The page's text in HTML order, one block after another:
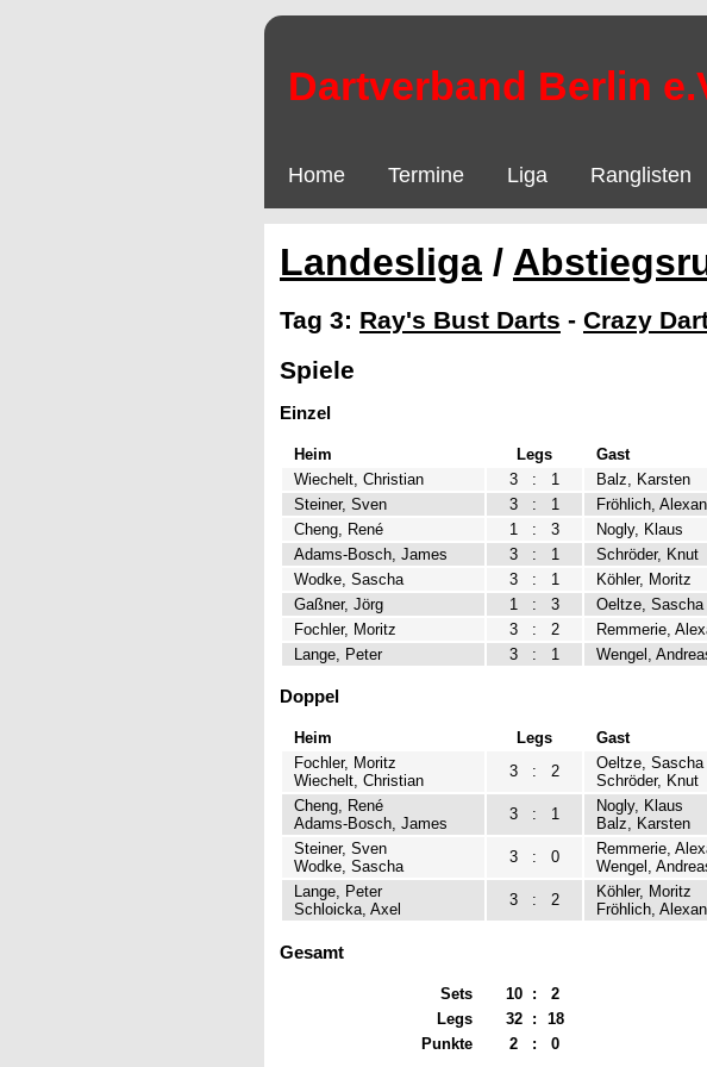
Dartverband Berlin
Home Termine Liga Ranglisten
Landesliga /
Tag 3: Ray's Bust Darts - Crazy
Spiele
Einzel
Heim Legs
Gast
Wiechelt, Christian
3 : 1
Balz, Karsten
Steiner, Sven
3 : 1
Fröhlich,
Cheng, René
1 : 3
Nogly, Klaus
Adams-Bosch, James
3 : 1
Schröder, Knut
Wodke, Sascha
3 : 1
Köhler, Moritz
Gaßner, Jörg
1 : 3
Oeltze, Sascha
Fochler, Moritz
3 : 2
Remmerie,
Lange, Peter
3 : 1 Wengel,
Doppel
Heim Legs
Gast
Fochler, Moritz
Wiechelt, Christian
3 : 2
Oeltze, Sascha
Schröder, Knut
Cheng, René
Adams-Bosch, James
3 : 1
Nogly, Klaus
Balz, Karsten
Steiner, Sven
Wodke, Sascha
3 : 0
Remmerie,
Wengel,
Lange, Peter
Schloicka, Axel
3 : 2
Köhler, Moritz
Fröhlich,
Gesamt
Sets 10 :
2
Legs
32 :
18
Punkte
2 : 0